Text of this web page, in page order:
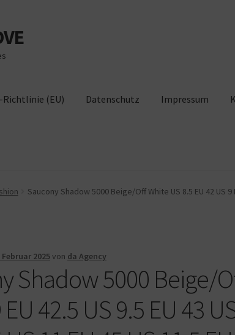
Richtlinie (EU) Datenschutz Impressum
(EU) Datenschutz Impressum Kasse Mein Konto
Saucony Shadow 5000 Beige/Off White US 8.5 EU 42 US 9
Februar 2025von da Agency
Shadow 5000 Beige/
42.5 US 9.5 EU 43